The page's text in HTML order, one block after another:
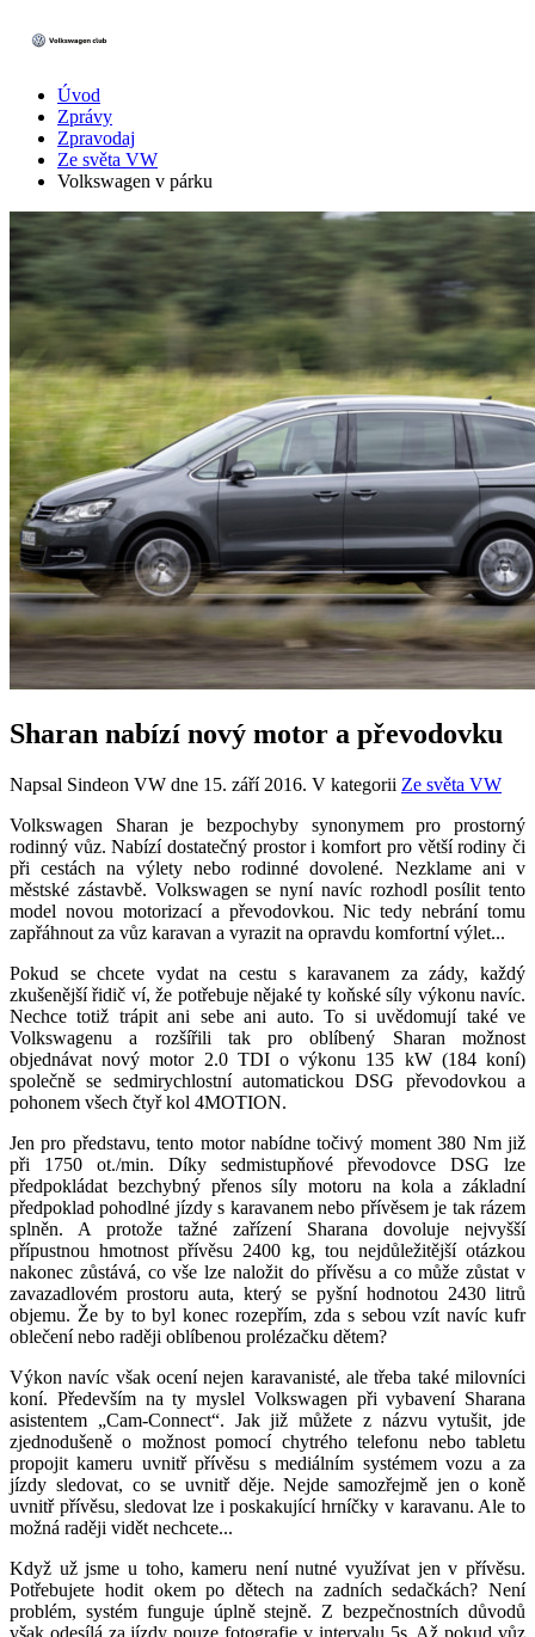
Úvod
Zprávy
Zpravodaj
Ze světa VW
Volkswagen v párku
Sharan nabízí nový motor a převodovku
Napsal Sindeon VW dne 15. září 2016. V kategorii Ze světa VW
Volkswagen Sharan je bezpochyby synonymem pro prostorný
rodinný vůz. Nabízí dostatečný prostor i komfort pro větší rodiny či
při cestách na výlety nebo rodinné dovolené. Nezklame ani v
městské zástavbě. Volkswagen se nyní navíc rozhodl posílit tento
model novou motorizací a převodovkou. Nic tedy nebrání tomu
zapřáhnout za vůz karavan a vyrazit na opravdu komfortní výlet...
Pokud se chcete vydat na cestu s karavanem za zády, každý
zkušenější řidič ví, že potřebuje nějaké ty koňské síly výkonu navíc.
Nechce totiž trápit ani sebe ani auto. To si uvědomují také ve
Volkswagenu a rozšířili tak pro oblíbený Sharan možnost
objednávat nový motor 2.0 TDI o výkonu 135 kW (184 koní)
společně se sedmirychlostní automatickou DSG převodovkou a
pohonem všech čtyř kol 4MOTION.
Jen pro představu, tento motor nabídne točivý moment 380 Nm již
při 1750 ot./min. Díky sedmistupňové převodovce DSG lze
předpokládat bezchybný přenos síly motoru na kola a základní
předpoklad pohodlné jízdy s karavanem nebo přívěsem je tak rázem
splněn. A protože tažné zařízení Sharana dovoluje nejvyšší
přípustnou hmotnost přívěsu 2400 kg, tou nejdůležitější otázkou
nakonec zůstává, co vše lze naložit do přívěsu a co může zůstat v
zavazadlovém prostoru auta, který se pyšní hodnotou 2430 litrů
objemu. Že by to byl konec rozepřím, zda s sebou vzít navíc kufr
oblečení nebo raději oblíbenou prolézačku dětem?
Výkon navíc však ocení nejen karavanisté, ale třeba také milovníci
koní. Především na ty myslel Volkswagen při vybavení Sharana
asistentem „Cam-Connect“. Jak již můžete z názvu vytušit, jde
zjednodušeně o možnost pomocí chytrého telefonu nebo tabletu
propojit kameru uvnitř přívěsu s mediálním systémem vozu a za
jízdy sledovat, co se uvnitř děje. Nejde samozřejmě jen o koně
uvnitř přívěsu, sledovat lze i poskakující hrníčky v karavanu. Ale to
možná raději vidět nechcete...
Když už jsme u toho, kameru není nutné využívat jen v přívěsu.
Potřebujete hodit okem po dětech na zadních sedačkách? Není
problém, systém funguje úplně stejně. Z bezpečnostních důvodů
však odesílá za jízdy pouze fotografie v intervalu 5s. Až pokud vůz